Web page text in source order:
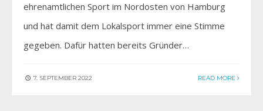
ehrenamtlichen Sport im Nordosten von Hamburg
und hat damit dem Lokalsport immer eine Stimme
gegeben. Dafür hatten bereits Gründer…
7. SEPTEMBER 2022 READ MORE